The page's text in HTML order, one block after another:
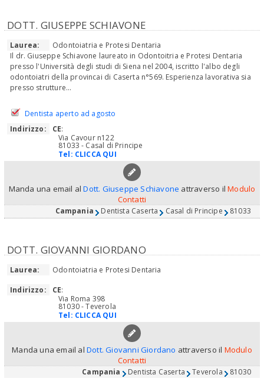
DOTT. GIUSEPPE SCHIAVONE
Laurea:
Odontoiatria e Protesi Dentaria
Il dr. Giuseppe Schiavone laureato in Odontoitria e Protesi Dentaria
presso l'Università degli studi di Siena nel 2004, iscritto l'albo degli
odontoiatri della provincai di Caserta n°569. Esperienza lavorativa sia
presso strutture...
Dentista aperto ad agosto
Indirizzo:
CE:
Via Cavour n122
81033 - Casal di Principe
Tel: CLICCA QUI
Manda una email alDott. Giuseppe Schiavone attraverso ilModulo
Contatti
Campania Dentista Caserta Casal di Principe 81033
DOTT. GIOVANNI GIORDANO
Laurea:
Odontoiatria e Protesi Dentaria
Indirizzo:
CE:
Via Roma 398
81030 - Teverola
Tel: CLICCA QUI
Manda una email al Dott. Giovanni Giordano attraverso il Modulo
Contatti
Campania Dentista Caserta Teverola 81030